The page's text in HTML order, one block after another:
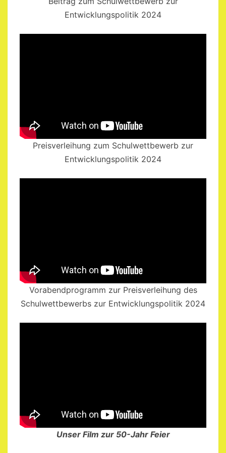
Entwicklungspolitik 2024
Preisverleihung zum Schulwettbewerb zur
Entwicklungspolitik 2024
Vorabendprogramm zur Preisverleihung des
Schulwettbewerbs zur Entwicklungspolitik 2024
Unser Film zur 50-Jahr Feier